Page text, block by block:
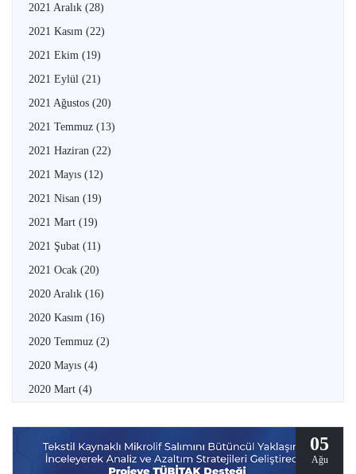
2021 Aralık (28)
2021 Kasım (22)
2021 Ekim (19)
2021 Eylül (21)
2021 Ağustos (20)
2021 Temmuz (13)
2021 Haziran (22)
2021 Mayıs (12)
2021 Nisan (19)
2021 Mart (19)
2021 Şubat (11)
2021 Ocak (20)
2020 Aralık (16)
2020 Kasım (16)
2020 Temmuz (2)
2020 Mayıs (4)
2020 Mart (4)
05
Ağu